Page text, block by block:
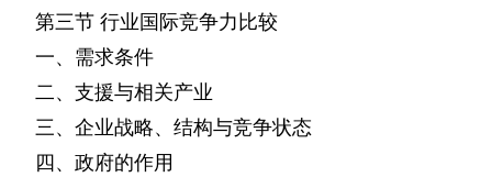
第三节 行业国际竞争力比较
一、需求条件
二、支援与相关产业
三、企业战略、结构与竞争状态
四、政府的作用